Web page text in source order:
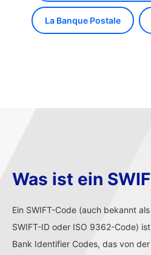
La Banque Postale
Was ist ein
Ein SWIFT-Code (auch bekannt
SWIFT-ID oder ISO 9362-Code)
Bank Identifier Codes, das von